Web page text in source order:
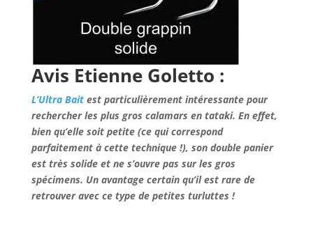
Avis Etienne Goletto :
L’Ultra Bait est particulièrement intéressante pour
rechercher les plus gros calamars en tataki. En effet,
bien qu’elle soit petite (ce qui correspond
parfaitement à cette technique !), son double panier
est très solide et ne s’ouvre pas sur les gros
spécimens. Un avantage certain qu’il est rare de
retrouver avec ce type de petites turluttes !